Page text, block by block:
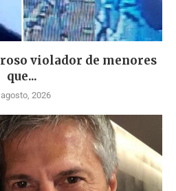
violador de menores
que...
2026